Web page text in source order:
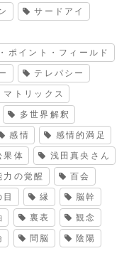
サードアイ
ポイント・フィールド
テレパシー
マトリックス
多世界解釈
感情 感情的満足
果体 浅田真央さん
力の覚醒 百会
縁 脳幹
裏表 観念
間脳 陰陽